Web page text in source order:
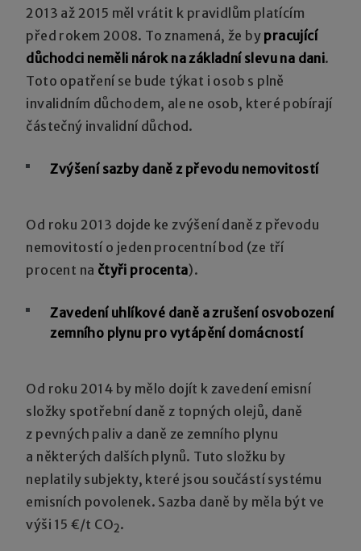
2013 až 2015 měl vrátit k pravidlům platícím
před rokem 2008. To znamená, že by pracující
důchodci neměli nárok na základní slevu na dani.
Toto opatření se bude týkat i osob s plně
invalidním důchodem, ale ne osob, které pobírají
částečný invalidní důchod.
Zvýšení sazby daně z převodu nemovitostí
Od roku 2013 dojde ke zvýšení daně z převodu
nemovitostí o jeden procentní bod (ze tří
procent na čtyři procenta).
Zavedení uhlíkové daně a zrušení osvobození
zemního plynu pro vytápění domácností
Od roku 2014 by mělo dojít k zavedení emisní
složky spotřební daně z topných olejů, daně
z pevných paliv a daně ze zemního plynu
a některých dalších plynů. Tuto složku by
neplatily subjekty, které jsou součástí systému
emisních povolenek. Sazba daně by měla být ve
výši 15 €/t CO2.